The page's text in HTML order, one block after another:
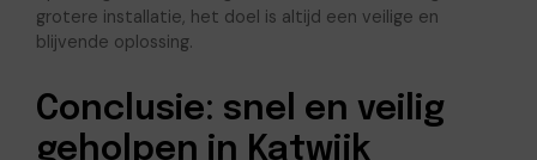
grotere installatie, het doel is altijd een veilige en
blijvende oplossing.
Conclusie: snel en veilig
geholpen in Katwijk